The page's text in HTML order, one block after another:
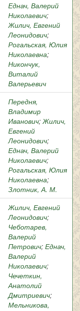
Еднач, Валерий
Николаевич;
Жилич, Евгений
Леонидович;
Рогальская, Юлия
Николаевна;
Никончук,
Виталий
Валерьевич
Передня,
Владимир
Иванович;Жилич,
Евгений
Леонидович;
Еднач, Валерий
Николаевич;
Рогальская, Юлия
Николаевна;
Злотник, А. М.
Жилич, Евгений
Леонидович;
Чеботарев,
Валерий
Петрович; Еднач,
Валерий
Николаевич;
Чечеткин,
Анатолий
Дмитриевич;
Мельникова,